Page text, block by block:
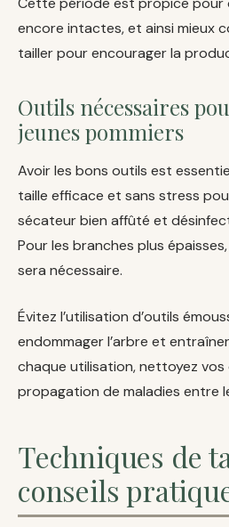
encore intactes, et ainsi mieux
tailler pour encourager la
Outils nécessaires
jeunes pommiers
Avoir les bons outils est
taille efficace et sans stress
sécateur bien affûté et
Pour les branches plus
sera nécessaire.
Évitez l’utilisation d’outils
endommager l’arbre et
chaque utilisation, nettoyez
propagation de maladies entre
Techniques de
conseils